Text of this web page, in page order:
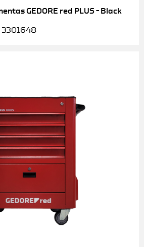
GEDORE red PLUS – Black
3301648